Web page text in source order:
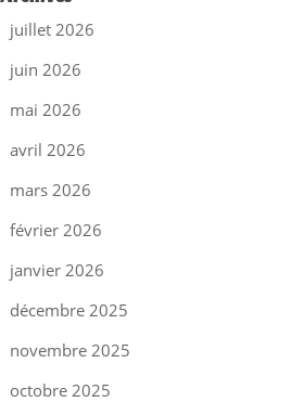
juillet 2026
juin 2026
mai 2026
avril 2026
mars 2026
février 2026
janvier 2026
décembre 2025
novembre 2025
octobre 2025